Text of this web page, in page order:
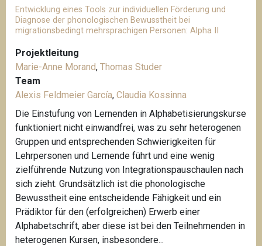
Entwicklung eines Tools zur individuellen Förderung und
Diagnose der phonologischen Bewusstheit bei
migrationsbedingt mehrsprachigen Personen: Alpha II
Projektleitung
Marie-Anne Morand, Thomas Studer
Team
Alexis Feldmeier García, Claudia Kossinna
Die Einstufung von Lernenden in Alphabetisierungskurse
funktioniert nicht einwandfrei, was zu sehr heterogenen
Gruppen und entsprechenden Schwierigkeiten für
Lehrpersonen und Lernende führt und eine wenig
zielführende Nutzung von Integrationspauschaulen nach
sich zieht. Grundsätzlich ist die phonologische
Bewusstheit eine entscheidende Fähigkeit und ein
Prädiktor für den (erfolgreichen) Erwerb einer
Alphabetschrift, aber diese ist bei den Teilnehmenden in
heterogenen Kursen, insbesondere...